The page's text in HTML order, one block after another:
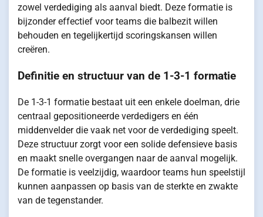
zowel verdediging als aanval biedt. Deze formatie is
bijzonder effectief voor teams die balbezit willen
behouden en tegelijkertijd scoringskansen willen
creëren.
Definitie en structuur van de 1-3-1 formatie
De 1-3-1 formatie bestaat uit een enkele doelman, drie
centraal gepositioneerde verdedigers en één
middenvelder die vaak net voor de verdediging speelt.
Deze structuur zorgt voor een solide defensieve basis
en maakt snelle overgangen naar de aanval mogelijk.
De formatie is veelzijdig, waardoor teams hun speelstijl
kunnen aanpassen op basis van de sterkte en zwakte
van de tegenstander.